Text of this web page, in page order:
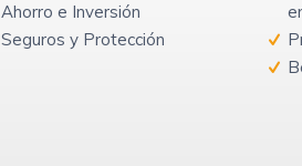
Ahorro e Inversión
Seguros y Protección